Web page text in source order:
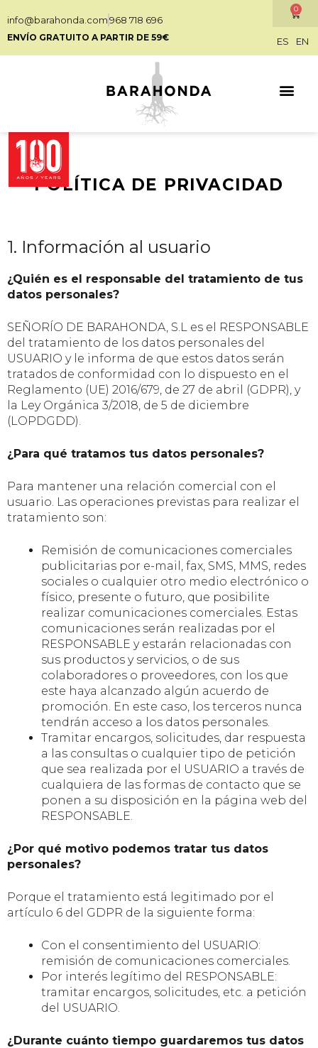
info@barahonda.com968 718 696
ENVÍO GRATUITO A PARTIR DE 59€
0
ES EN
POLÍTICA DE PRIVACIDAD
1. Información al usuario
¿Quién es el responsable del tratamiento de tus
datos personales?
SEÑORÍO DE BARAHONDA, S.L es el RESPONSABLE
del tratamiento de los datos personales del
USUARIO y le informa de que estos datos serán
tratados de conformidad con lo dispuesto en el
Reglamento (UE) 2016/679, de 27 de abril (GDPR), y
la Ley Orgánica 3/2018, de 5 de diciembre
(LOPDGDD).
¿Para qué tratamos tus datos personales?
Para mantener una relación comercial con el
usuario. Las operaciones previstas para realizar el
tratamiento son:
Remisión de comunicaciones comerciales
publicitarias por e-mail, fax, SMS, MMS, redes
sociales o cualquier otro medio electrónico o
físico, presente o futuro, que posibilite
realizar comunicaciones comerciales. Estas
comunicaciones serán realizadas por el
RESPONSABLE y estarán relacionadas con
sus productos y servicios, o de sus
colaboradores o proveedores, con los que
este haya alcanzado algún acuerdo de
promoción. En este caso, los terceros nunca
tendrán acceso a los datos personales.
Tramitar encargos, solicitudes, dar respuesta
a las consultas o cualquier tipo de petición
que sea realizada por el USUARIO a través de
cualquiera de las formas de contacto que se
ponen a su disposición en la página web del
RESPONSABLE.
¿Por qué motivo podemos tratar tus datos
personales?
Porque el tratamiento está legitimado por el
artículo 6 del GDPR de la siguiente forma:
Con el consentimiento del USUARIO:
remisión de comunicaciones comerciales.
Por interés legítimo del RESPONSABLE:
tramitar encargos, solicitudes, etc. a petición
del USUARIO.
¿Durante cuánto tiempo guardaremos tus datos